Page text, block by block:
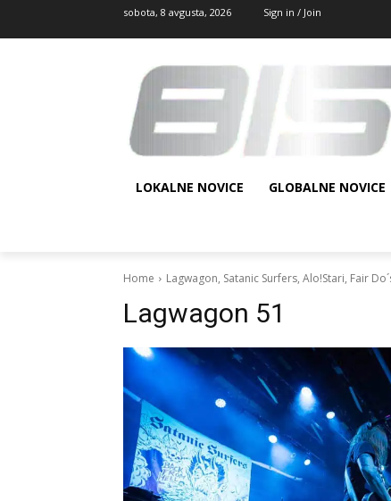
sobota, 8 avgusta, 2026 Sign in / Join
LOKALNE NOVICE GLOBALNE NOVICE
Home Lagwagon, Satanic Surfers, Alo!Stari, Fair
Lagwagon 51